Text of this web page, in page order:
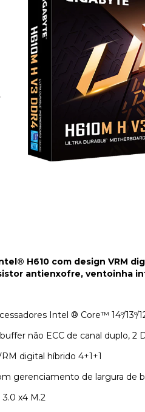
H610 com design VRM
antienxofre, ventoinha
Intel ® Core™ 14º/13º/
não ECC de canal duplo, 2
digital híbrido 4+1+1
gerenciamento de largura de
3.0 x4 M.2